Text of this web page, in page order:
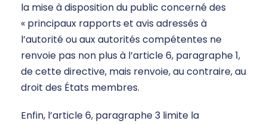
la mise à disposition du public concerné des
« principaux rapports et avis adressés à
l’autorité ou aux autorités compétentes ne
renvoie pas non plus à l’article 6, paragraphe 1,
de cette directive, mais renvoie, au contraire, au
droit des États membres.
Enfin, l’article 6, paragraphe 3 limite la